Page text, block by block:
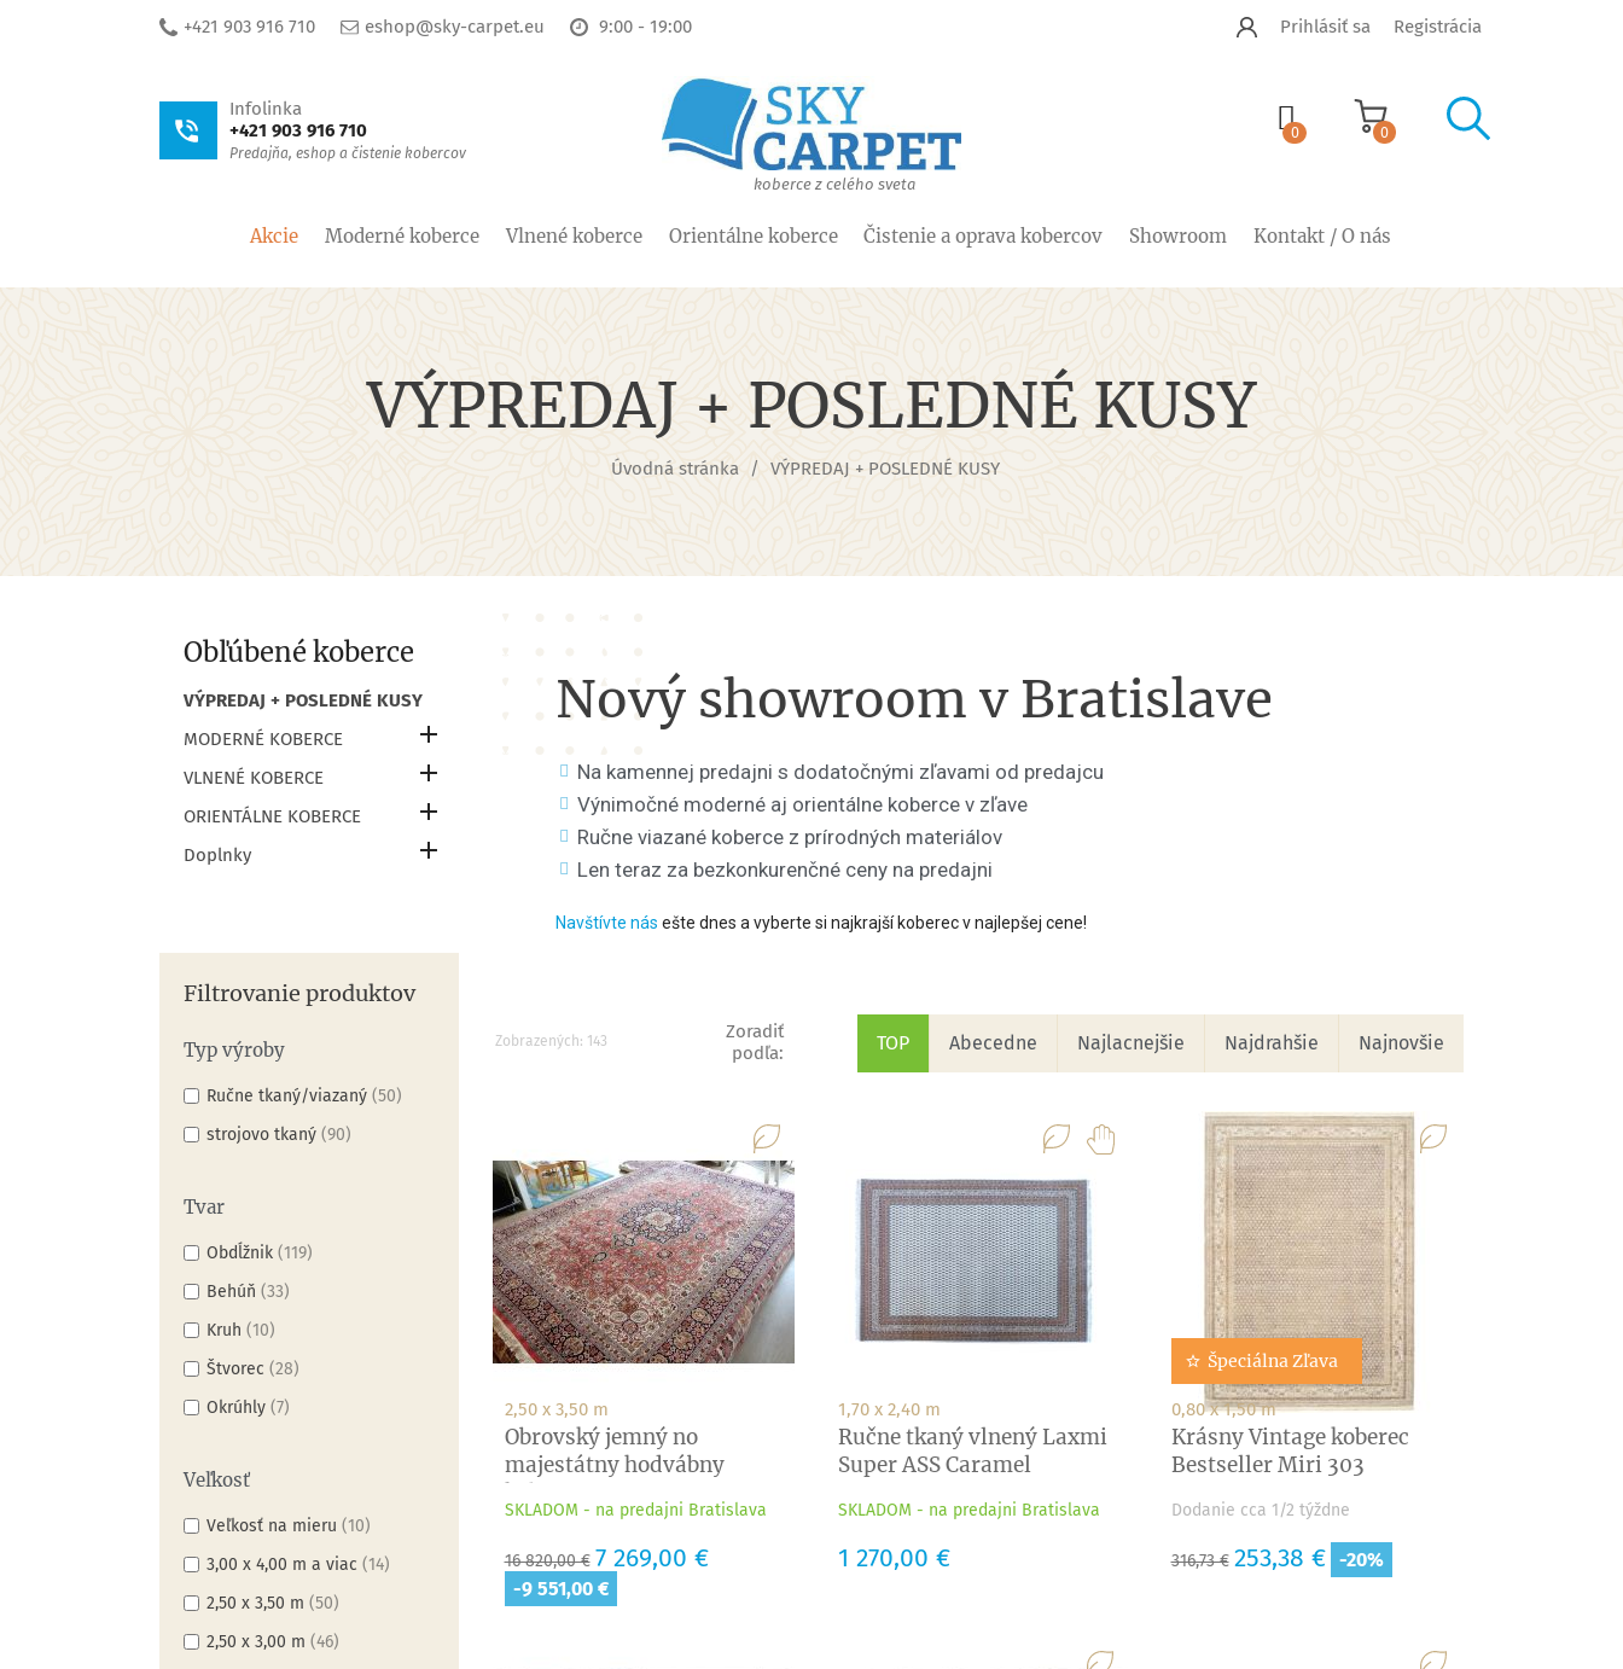
+421 903 916 710 eshop@sky-carpet.eu 9:00 - 19:00  Prihlásiť sa Registrácia
Infolinka
+421 903 916 710
Predajňa, eshop a čistenie kobercov
koberce z celého sveta

Akcie Moderné koberce Vlnené koberce Orientálne koberce Čistenie a oprava kobercov Showroom Kontakt / O nás
shopping_cart
0
0
VÝPREDAJ + POSLEDNÉ KUSY
Úvodná stránka VÝPREDAJ + POSLEDNÉ KUSY
Obľúbené koberce
VÝPREDAJ + POSLEDNÉ KUSY
MODERNÉ KOBERCE

VLNENÉ KOBERCE 
ORIENTÁLNE KOBERCE 
Doplnky 
Filtrovanie produktov
Typ výroby
Ručne tkaný/viazaný (50)
strojovo tkaný (90)
Tvar
Obdĺžnik (119)
Behúň (33)
Kruh (10)
Štvorec (28)
Okrúhly (7)
Veľkosť
Veľkosť na mieru (10)
3,00 x 4,00 m a viac (14)
2,50 x 3,50 m (50)
2,50 x 3,00 m (46)
Nový showroom v Bratislave
Na kamennej predajni s dodatočnými zľavami od predajcu
Výnimočné moderné aj orientálne koberce v zľave
Ručne viazané koberce z prírodných materiálov
Len teraz za bezkonkurenčné ceny na predajni
Navštívte nás ešte dnes a vyberte si najkrajší koberec v najlepšej cene!
Zobrazených: 143
Zoradiť
podľa:
TOP Abecedne Najlacnejšie Najdrahšie Najnovšie
2,50 x 3,50 m
Obrovský jemný no
majestátny hodvábny
koberec...
SKLADOM - na predajni Bratislava
Základná
cena
16 820,00 € Cena
7 269,00 €
-9 551,00 €
1,70 x 2,40 m
Ručne tkaný vlnený Laxmi
Super ASS Caramel
SKLADOM - na predajni Bratislava
Cena
1 270,00 €
Špeciálna Zľava
0,80 x 1,50 m
Krásny Vintage koberec
Bestseller Miri 303
Dodanie cca 1/2 týždne
Základná
cena
316,73 € Cena
253,38 € -20%